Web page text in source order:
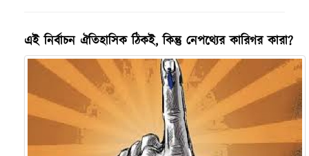
এই নির্বাচন ঐতিহাসিক ঠিকই, কিন্তু নেপথ্যের কারিগর কারা?